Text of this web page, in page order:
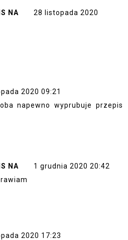
NA
28 listopada 2020
2020 09:21
napewno wyprubuje przepis
NA
1 grudnia 2020 20:42
2020 17:23